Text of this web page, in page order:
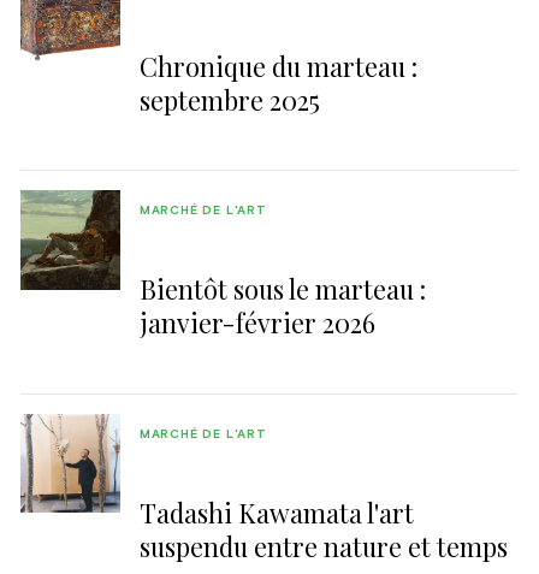
Chronique du marteau :
septembre 2025
Bientôt sous le marteau :
janvier-février 2026
MARCHÉ DE L'ART
Tadashi Kawamata l'art
suspendu entre nature et temps
MARCHÉ DE L'ART